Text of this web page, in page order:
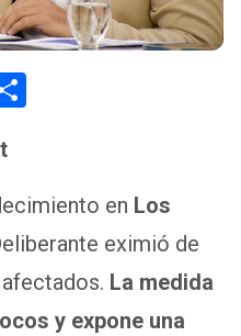
e
en Los
eximió de
La medida
y expone una